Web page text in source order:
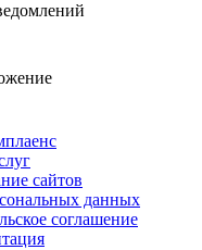
сайтов
данных
соглашение